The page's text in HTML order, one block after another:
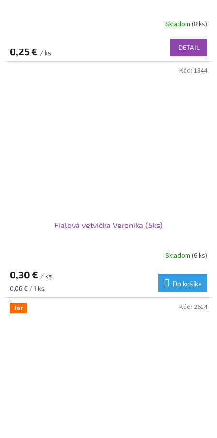
Skladom (8 ks)
0,25 € / ks
DETAIL
Fialová vetvička Veronika (5ks)
Skladom (6 ks)
0,30 € / ks
Jednotková
cena:
0,06 € / 1 ks
Do košíka
Kód: 1844
Jar Kód: 2614